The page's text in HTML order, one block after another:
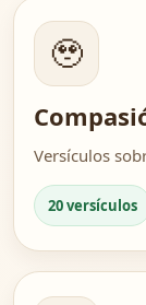
🥹
Versículos
20 versículos